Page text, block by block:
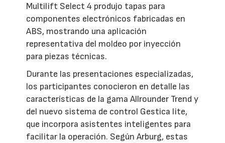
Multilift Select 4 produjo tapas para
componentes electrónicos fabricadas en
ABS, mostrando una aplicación
representativa del moldeo por inyección
para piezas técnicas.
Durante las presentaciones especializadas,
los participantes conocieron en detalle las
características de la gama Allrounder Trend y
del nuevo sistema de control Gestica lite,
que incorpora asistentes inteligentes para
facilitar la operación. Según Arburg, estas